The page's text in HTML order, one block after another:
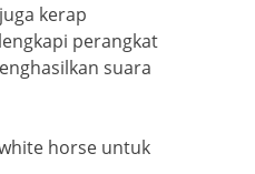
kerap
perangkat
suara
horse untuk